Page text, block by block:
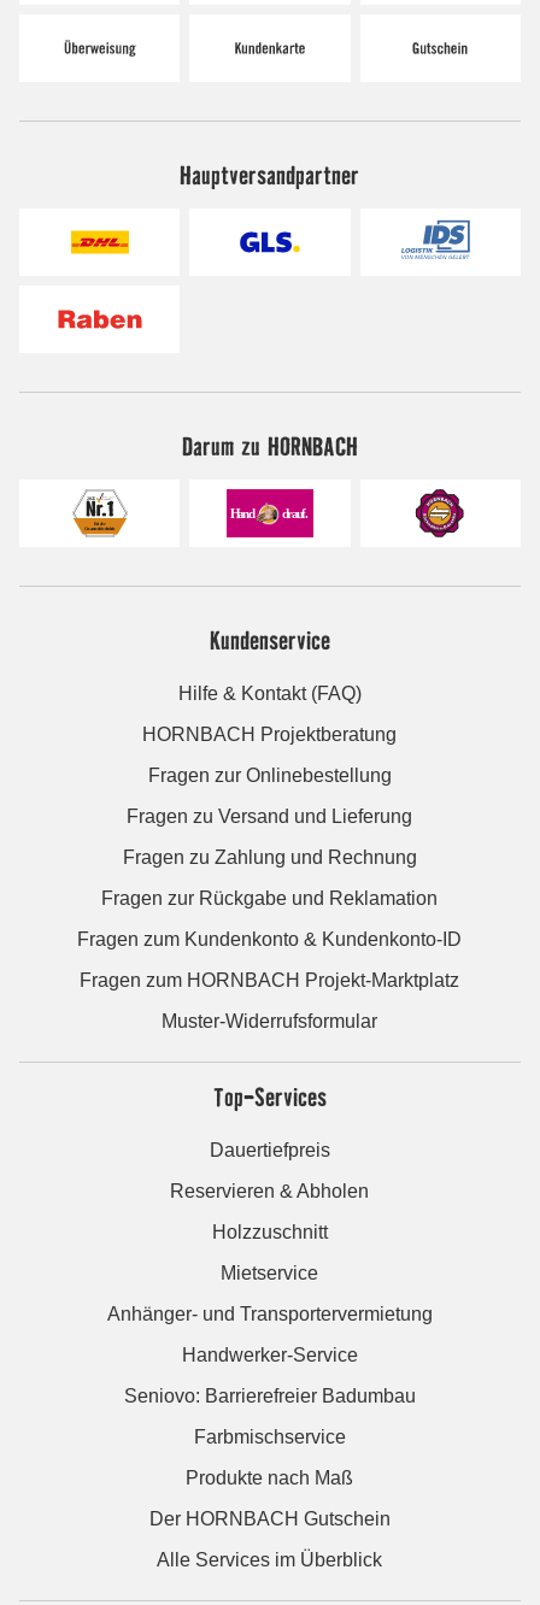
Hauptversandpartner
Darum zu HORNBACH
Kundenservice
Hilfe & Kontakt (FAQ)
HORNBACH Projektberatung
Fragen zur Onlinebestellung
Fragen zu Versand und Lieferung
Fragen zu Zahlung und Rechnung
Fragen zur Rückgabe und Reklamation
Fragen zum Kundenkonto & Kundenkonto-ID
Fragen zum HORNBACH Projekt-Marktplatz
Muster-Widerrufsformular
Top-Services
Dauertiefpreis
Reservieren & Abholen
Holzzuschnitt
Mietservice
Anhänger- und Transportervermietung
Handwerker-Service
Seniovo: Barrierefreier Badumbau
Farbmischservice
Produkte nach Maß
Der HORNBACH Gutschein
Alle Services im Überblick